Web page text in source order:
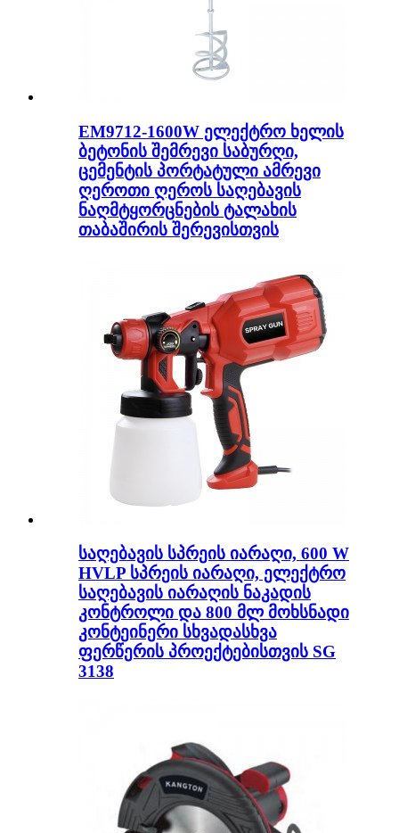
EM9712-1600W ელექტრო ხელის
ბეტონის შემრევი საბურღი,
ცემენტის პორტატული ამრევი
ღეროთი ღეროს საღებავის
ნაღმტყორცნების ტალახის
თაბაშირის შერევისთვის
საღებავის სპრეის იარაღი, 600 W
HVLP სპრეის იარაღი, ელექტრო
საღებავის იარაღის ნაკადის
კონტროლი და 800 მლ მოხსნადი
კონტეინერი სხვადასხვა
ფერწერის პროექტებისთვის SG
3138